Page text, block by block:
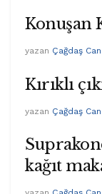
Konuşan
yazan Çağdaş Can
Kırıklı
yazan Çağdaş Can
kağıt